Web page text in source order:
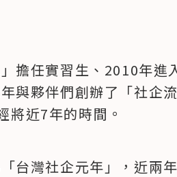
擔任實習生、2010年進
與夥伴們創辦了「社企
將近7年的時間。
台灣社企元年」，近兩